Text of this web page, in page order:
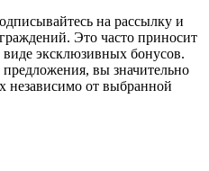
на рассылку и
Это часто приносит
эксклюзивных бонусов.
вы значительно
независимо от выбранной